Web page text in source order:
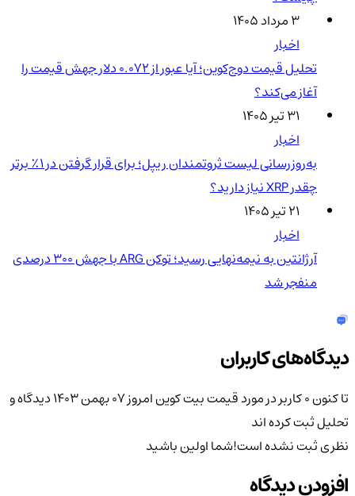
۳ مرداد ۱۴۰۵
اخبار
تحلیل قیمت دوج‌کوین؛ آیا عبور از ۰.۰۷۲ دلار جهش قیمت را
آغاز می‌کند؟
۳۱ تیر ۱۴۰۵
اخبار
به‌روزرسانی لیست ثروتمندان ریپل؛ برای قرار گرفتن در ۱٪ برتر
چقدر XRP نیاز دارید؟
۲۱ تیر ۱۴۰۵
اخبار
آرژانتین به نیمه‌نهایی رسید؛ توکن ARG با جهش ۳۰۰ درصدی
منفجر شد
دیدگاه‌های کاربران
تا کنون 0 کاربر در مورد قیمت بیت کوین امروز ۰۷ بهمن ۱۴۰۳
دیدگاه و
تحلیل ثبت کرده اند
نظری ثبت نشده است!شما اولین باشید
افزودن دیدگاه